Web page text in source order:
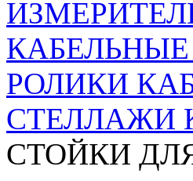
РОЛИКИ
СТЕЛЛАЖИ
СТОЙКИ